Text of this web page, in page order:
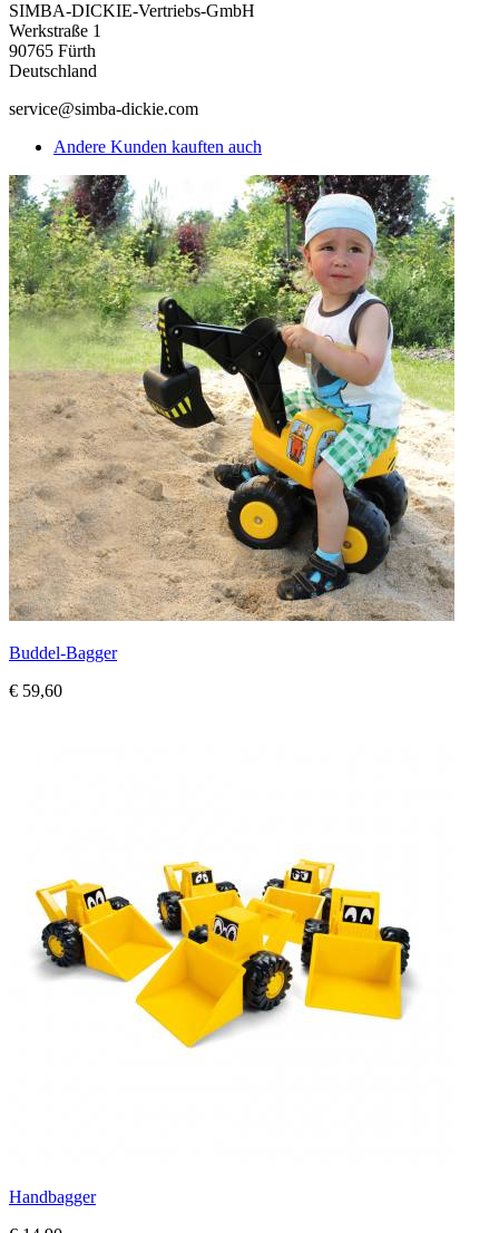
SIMBA-DICKIE-Vertriebs-GmbH
Werkstraße 1
90765 Fürth
Deutschland
service@simba-dickie.com
Andere Kunden kauften auch
Buddel-Bagger
€ 59,60
Handbagger